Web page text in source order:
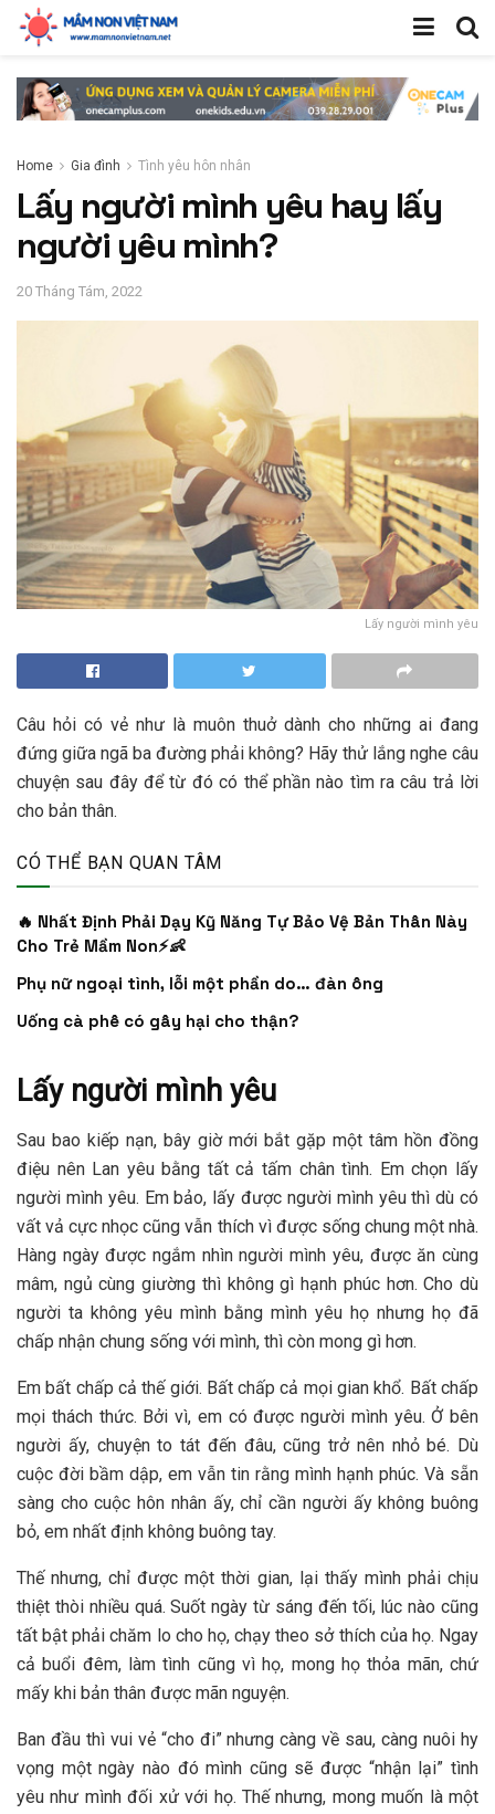
Home Gia đình Tình yêu hôn nhân
Lấy người mình yêu hay lấy
người yêu mình?
20 Tháng Tám, 2022
Lấy người mình yêu
Câu hỏi có vẻ như là muôn thuở dành cho những ai đang
đứng giữa ngã ba đường phải không? Hãy thử lắng nghe câu
chuyện sau đây để từ đó có thể phần nào tìm ra câu trả lời
cho bản thân.
CÓ THỂ BẠN QUAN TÂM
🔥 Nhất Định Phải Dạy Kỹ Năng Tự Bảo Vệ Bản Thân Này
Cho Trẻ Mầm Non⚡👶
Phụ nữ ngoại tình, lỗi một phần do… đàn ông
Uống cà phê có gây hại cho thận?
Lấy người mình yêu
Sau bao kiếp nạn, bây giờ mới bắt gặp một tâm hồn đồng
điệu nên Lan yêu bằng tất cả tấm chân tình. Em chọn lấy
người mình yêu. Em bảo, lấy được người mình yêu thì dù có
vất vả cực nhọc cũng vẫn thích vì được sống chung một nhà.
Hàng ngày được ngắm nhìn người mình yêu, được ăn cùng
mâm, ngủ cùng giường thì không gì hạnh phúc hơn. Cho dù
người ta không yêu mình bằng mình yêu họ nhưng họ đã
chấp nhận chung sống với mình, thì còn mong gì hơn.
Em bất chấp cả thế giới. Bất chấp cả mọi gian khổ. Bất chấp
mọi thách thức. Bởi vì, em có được người mình yêu. Ở bên
người ấy, chuyện to tát đến đâu, cũng trở nên nhỏ bé. Dù
cuộc đời bầm dập, em vẫn tin rằng mình hạnh phúc. Và sẵn
sàng cho cuộc hôn nhân ấy, chỉ cần người ấy không buông
bỏ, em nhất định không buông tay.
Thế nhưng, chỉ được một thời gian, lại thấy mình phải chịu
thiệt thòi nhiều quá. Suốt ngày từ sáng đến tối, lúc nào cũng
tất bật phải chăm lo cho họ, chạy theo sở thích của họ. Ngay
cả buổi đêm, làm tình cũng vì họ, mong họ thỏa mãn, chứ
mấy khi bản thân được mãn nguyện.
Ban đầu thì vui vẻ “cho đi” nhưng càng về sau, càng nuôi hy
vọng một ngày nào đó mình cũng sẽ được “nhận lại” tình
yêu như mình đối xử với họ. Thế nhưng, mong muốn là một